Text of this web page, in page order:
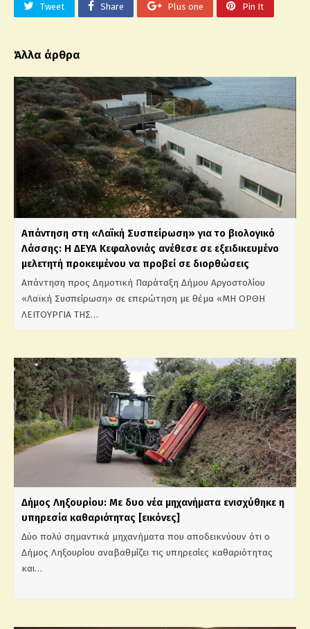
Tweet Share Plus one Pin It
Άλλα άρθρα
Απάντηση στη «Λαϊκή Συσπείρωση» για το βιολογικό
Λάσσης: Η ΔΕΥΑ Κεφαλονιάς ανέθεσε σε εξειδικευμένο
μελετητή προκειμένου να προβεί σε διορθώσεις
Απάντηση προς Δημοτική Παράταξη Δήμου Αργοστολίου
«Λαϊκή Συσπείρωση» σε επερώτηση με θέμα «ΜΗ ΟΡΘΗ
ΛΕΙΤΟΥΡΓΙΑ ΤΗΣ…
Δήμος Ληξουρίου: Με δυο νέα μηχανήματα ενισχύθηκε η
υπηρεσία καθαριότητας [εικόνες]
Δύο πολύ σημαντικά μηχανήματα που αποδεικνύουν ότι ο
Δήμος Ληξουρίου αναβαθμίζει τις υπηρεσίες καθαριότητας
και…